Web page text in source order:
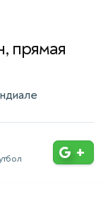
прямая
+